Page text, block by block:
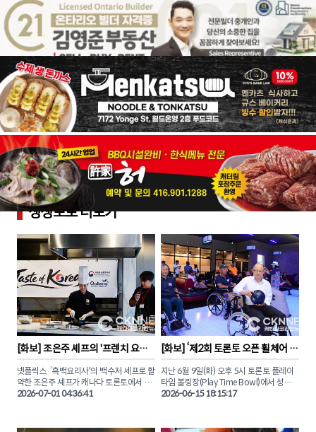
생생포토더보기
[화보] 조은주 셰프의 '프렌치 요리
와 한식의 만남' 토론토 시연회
넷플릭스  ‘흑백요리사'의 백수저 셰프로 활
약한 조은주 셰프가 캐나다 토론토에서 고
품격 K-푸드의 진수를 선보였다.
열린 이번 행사는 온주한인비즈니스협회
2026-07-01 04:36:41
[화보] ‘제2회 토론토 오픈 휠체어 볼
링대회’ 화합과 감동의 현장
지난 6월 9일(화) 오후 5시 토론토 플레이
타임 볼링장(Play Time Bowl)에서 성인장
애인공동체 주최로 열린 ‘제2회 토론토 오
2026-06-15 18:15:17